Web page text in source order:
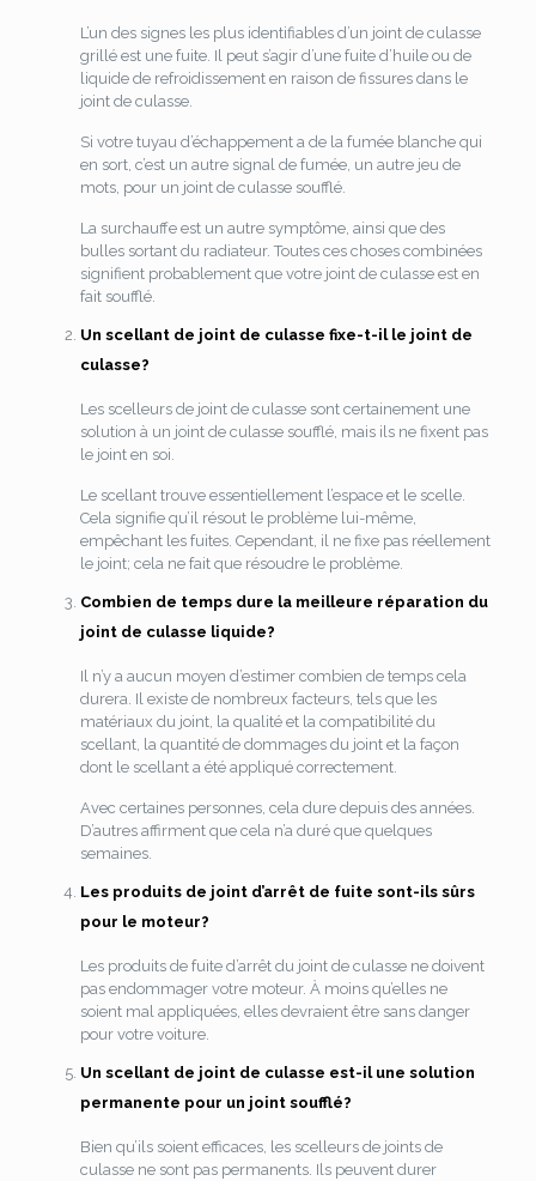
L’un des signes les plus identifiables d’un joint de culasse
grillé est une fuite. Il peut s’agir d’une fuite d’huile ou de
liquide de refroidissement en raison de fissures dans le
joint de culasse.
Si votre tuyau d’échappement a de la fumée blanche qui
en sort, c’est un autre signal de fumée, un autre jeu de
mots, pour un joint de culasse soufflé.
La surchauffe est un autre symptôme, ainsi que des
bulles sortant du radiateur. Toutes ces choses combinées
signifient probablement que votre joint de culasse est en
fait soufflé.
Un scellant de joint de culasse fixe-t-il le joint de
culasse?
Les scelleurs de joint de culasse sont certainement une
solution à un joint de culasse soufflé, mais ils ne fixent pas
le joint en soi.
Le scellant trouve essentiellement l’espace et le scelle.
Cela signifie qu’il résout le problème lui-même,
empêchant les fuites. Cependant, il ne fixe pas réellement
le joint; cela ne fait que résoudre le problème.
Combien de temps dure la meilleure réparation du
joint de culasse liquide?
Il n’y a aucun moyen d’estimer combien de temps cela
durera. Il existe de nombreux facteurs, tels que les
matériaux du joint, la qualité et la compatibilité du
scellant, la quantité de dommages du joint et la façon
dont le scellant a été appliqué correctement.
Avec certaines personnes, cela dure depuis des années.
D’autres affirment que cela n’a duré que quelques
semaines.
Les produits de joint d’arrêt de fuite sont-ils sûrs
pour le moteur?
Les produits de fuite d’arrêt du joint de culasse ne doivent
pas endommager votre moteur. À moins qu’elles ne
soient mal appliquées, elles devraient être sans danger
pour votre voiture.
Un scellant de joint de culasse est-il une solution
permanente pour un joint soufflé?
Bien qu’ils soient efficaces, les scelleurs de joints de
culasse ne sont pas permanents. Ils peuvent durer